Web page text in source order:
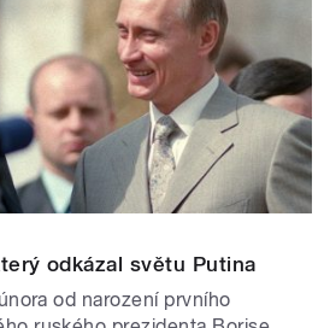
odkázal světu Putina
od narození prvního